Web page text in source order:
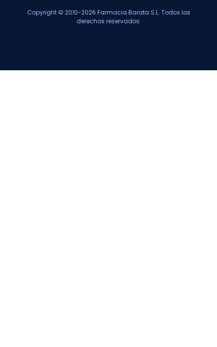
Copyright © 2010-2026 Farmacia Barata S.L. Todos los
derechos reservados.